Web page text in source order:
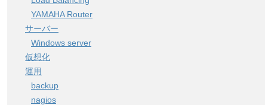
YAMAHA Router
サーバー
Windows server
仮想化
運用
backup
nagios